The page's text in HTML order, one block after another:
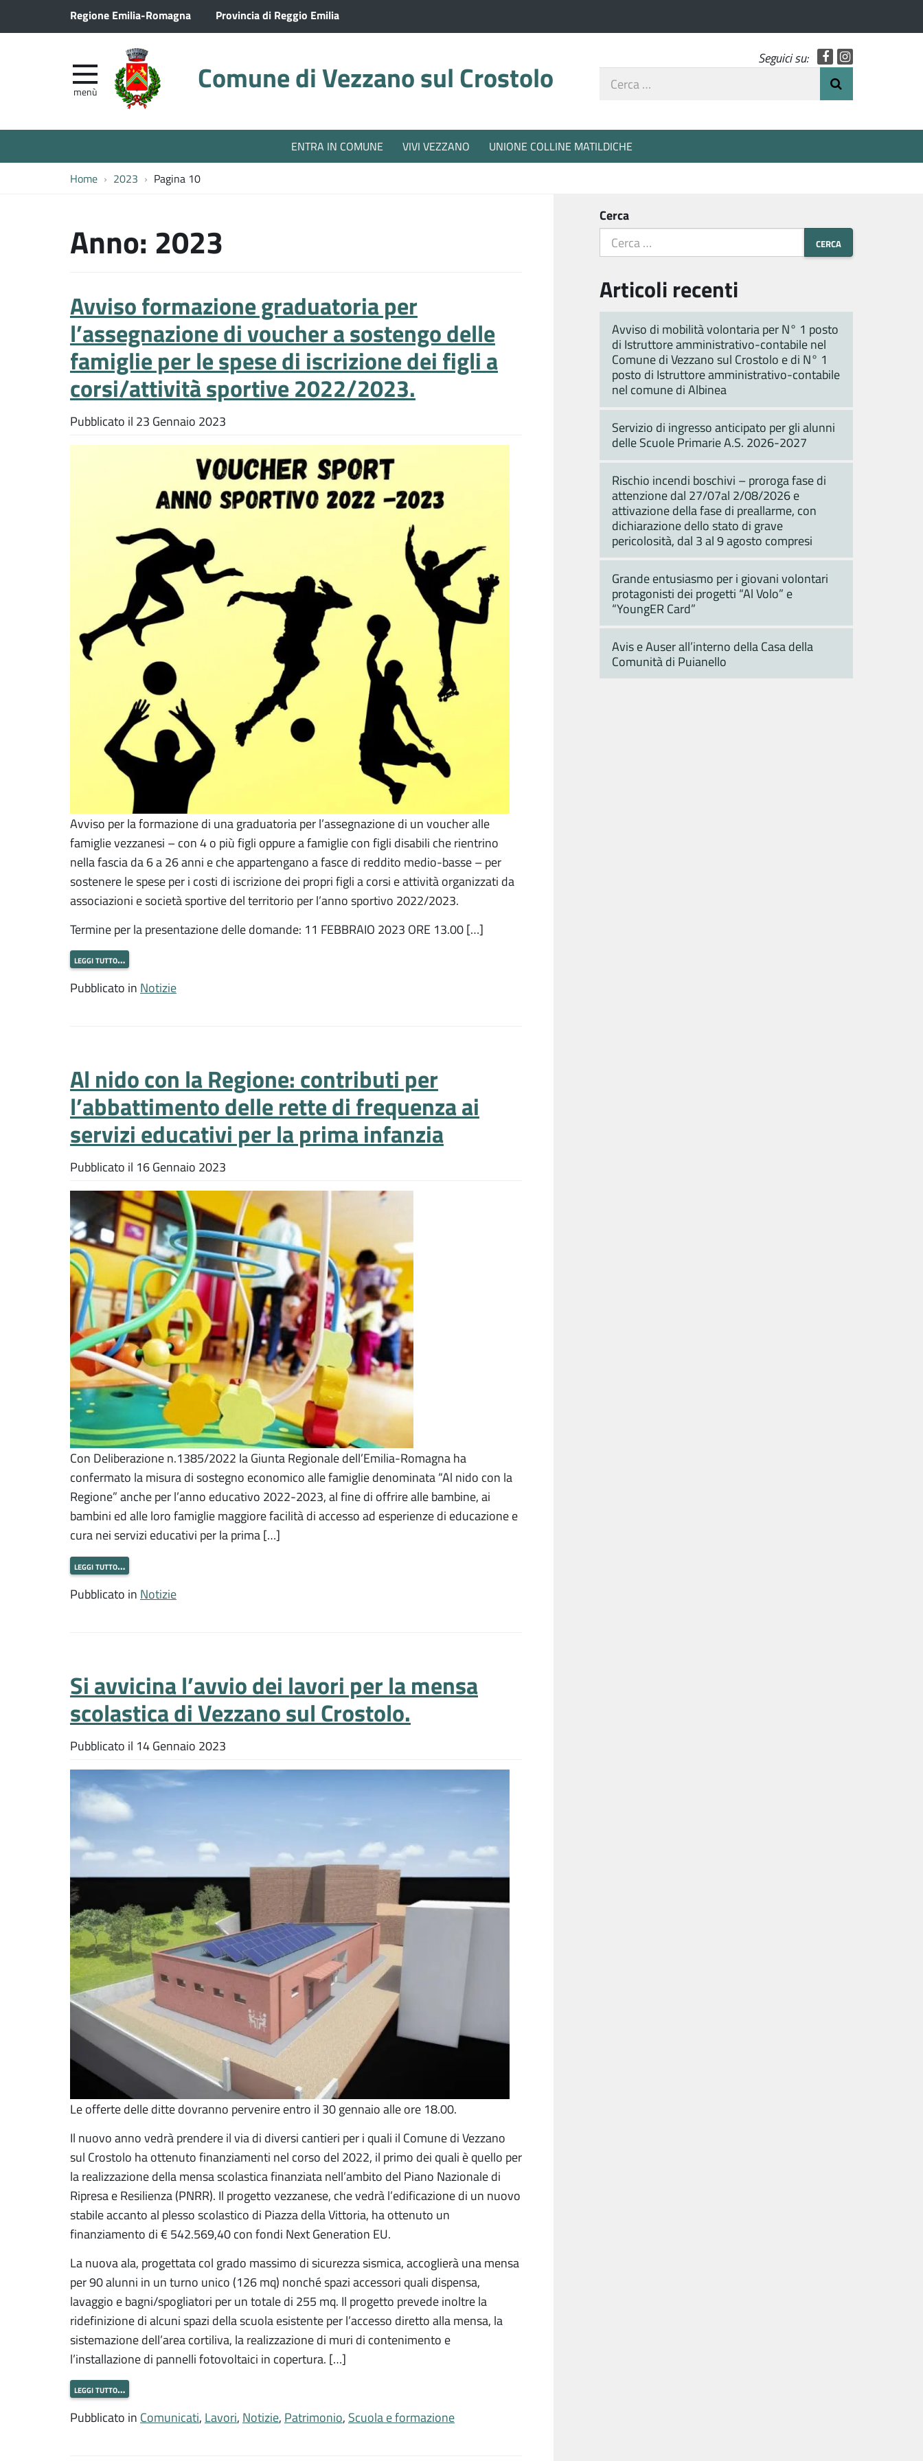
Regione Emilia-Romagna Provincia di Reggio Emilia
Comune di Vezzano sul Crostolo
menù
Seguici su: Facebook
Cerca
ENTRA IN COMUNE VIVI VEZZANO UNIONE COLLINE MATILDICHE
Home 2023 Pagina 10
Anno: 2023
Avviso formazione graduatoria per
l’assegnazione di voucher a sostengo delle
famiglie per le spese di iscrizione dei figli a
corsi/attività sportive 2022/2023.
Pubblicato il 23 Gennaio 2023
Avviso per la formazione di una graduatoria per l’assegnazione di un voucher alle
famiglie vezzanesi – con 4 o più figli oppure a famiglie con figli disabili che rientrino
nella fascia da 6 a 26 anni e che appartengano a fasce di reddito medio-basse – per
sostenere le spese per i costi di iscrizione dei propri figli a corsi e attività organizzati da
associazioni e società sportive del territorio per l’anno sportivo 2022/2023.
Termine per la presentazione delle domande: 11 FEBBRAIO 2023 ORE 13.00 […]
leggi tutto…
Pubblicato in Notizie
Al nido con la Regione: contributi per
l’abbattimento delle rette di frequenza ai
servizi educativi per la prima infanzia
Pubblicato il 16 Gennaio 2023
Con Deliberazione n.1385/2022 la Giunta Regionale dell’Emilia-Romagna ha
confermato la misura di sostegno economico alle famiglie denominata “Al nido con la
Regione” anche per l’anno educativo 2022-2023, al fine di offrire alle bambine, ai
bambini ed alle loro famiglie maggiore facilità di accesso ad esperienze di educazione e
cura nei servizi educativi per la prima […]
leggi tutto…
Pubblicato in Notizie
Si avvicina l’avvio dei lavori per la mensa
scolastica di Vezzano sul Crostolo.
Pubblicato il 14 Gennaio 2023
Le offerte delle ditte dovranno pervenire entro il 30 gennaio alle ore 18.00.
Il nuovo anno vedrà prendere il via di diversi cantieri per i quali il Comune di Vezzano
sul Crostolo ha ottenuto finanziamenti nel corso del 2022, il primo dei quali è quello per
la realizzazione della mensa scolastica finanziata nell’ambito del Piano Nazionale di
Ripresa e Resilienza (PNRR). Il progetto vezzanese, che vedrà l’edificazione di un nuovo
stabile accanto al plesso scolastico di Piazza della Vittoria, ha ottenuto un
finanziamento di € 542.569,40 con fondi Next Generation EU.
La nuova ala, progettata col grado massimo di sicurezza sismica, accoglierà una mensa
per 90 alunni in un turno unico (126 mq) nonché spazi accessori quali dispensa,
lavaggio e bagni/spogliatori per un totale di 255 mq. Il progetto prevede inoltre la
ridefinizione di alcuni spazi della scuola esistente per l’accesso diretto alla mensa, la
sistemazione dell’area cortiliva, la realizzazione di muri di contenimento e
l’installazione di pannelli fotovoltaici in copertura. […]
leggi tutto…
Pubblicato in Comunicati, Lavori, Notizie, Patrimonio, Scuola e formazione
Cerca
Articoli recenti
Avviso di mobilità volontaria per N° 1 posto
di Istruttore amministrativo-contabile nel
Comune di Vezzano sul Crostolo e di N° 1
posto di Istruttore amministrativo-contabile
nel comune di Albinea
Servizio di ingresso anticipato per gli alunni
delle Scuole Primarie A.S. 2026-2027
Rischio incendi boschivi – proroga fase di
attenzione dal 27/07al 2/08/2026 e
attivazione della fase di preallarme, con
dichiarazione dello stato di grave
pericolosità, dal 3 al 9 agosto compresi
Grande entusiasmo per i giovani volontari
protagonisti dei progetti “Al Volo” e
“YoungER Card”
Avis e Auser all’interno della Casa della
Comunità di Puianello